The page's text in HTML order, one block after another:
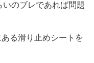
のブレであれば問題
る滑り止めシートを